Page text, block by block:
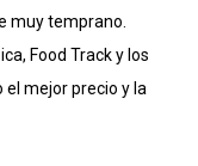
muy temprano.
Food Track y los
el mejor precio y la